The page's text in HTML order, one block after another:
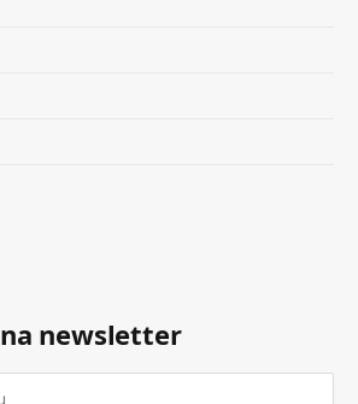
newsletter